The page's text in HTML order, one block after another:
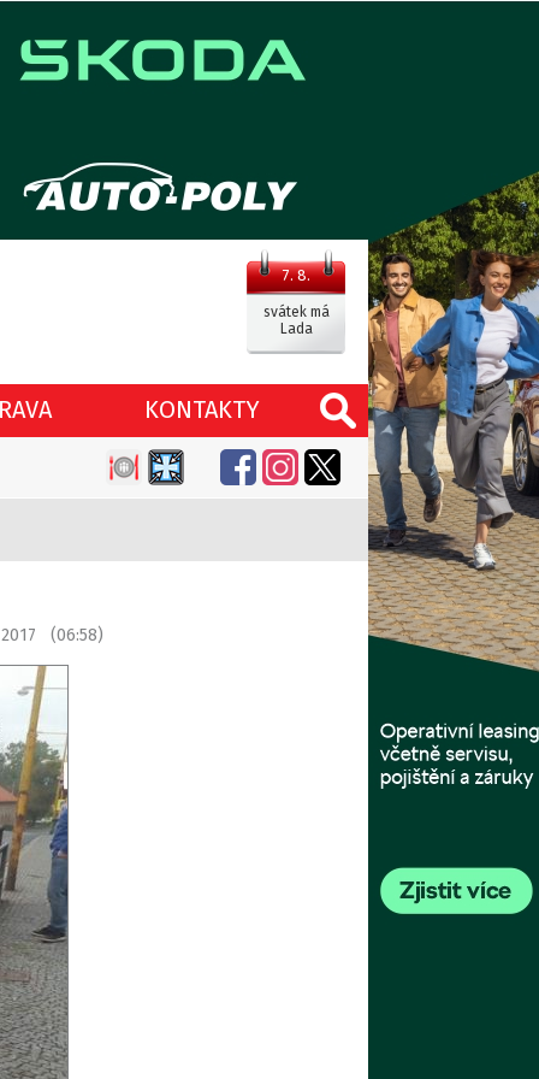
7. 8.
svátek má
Lada
KONTAKTY
2017 (06:58)